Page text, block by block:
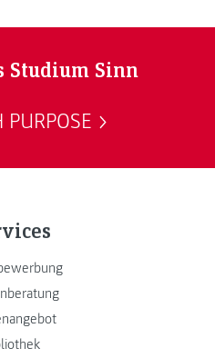
Studium Sinn
PURPOSE